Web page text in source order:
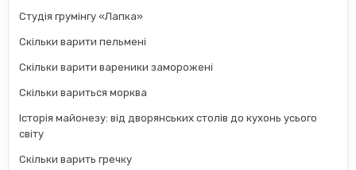
Студія грумінгу «Лапка»
Скільки варити пельмені
Скільки варити вареники заморожені
Скільки вариться морква
Історія майонезу: від дворянських столів до кухонь усього
світу
Скільки варить гречку